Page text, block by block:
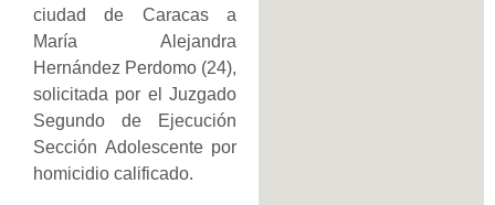
ciudad de Caracas a
María Alejandra
Hernández Perdomo (24),
solicitada por el Juzgado
Segundo de Ejecución
Sección Adolescente por
homicidio calificado.